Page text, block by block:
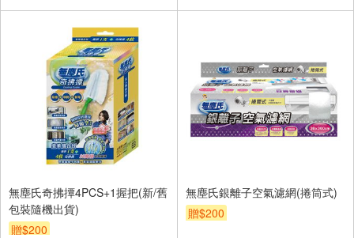
無塵氏奇拂撢4PCS+1握把(新/舊
包裝隨機出貨)
贈$200
無塵氏銀離子空氣濾網(捲筒式)
贈$200